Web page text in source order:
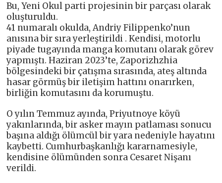
Bu, Yeni Okul parti projesinin bir parçası olarak
oluşturuldu.
41 numaralı okulda, Andriy Filippenko’nun
anısına bir sıra yerleştirildi . Kendisi, motorlu
piyade tugayında manga komutanı olarak görev
yapmıştı. Haziran 2023’te, Zaporizhzhia
bölgesindeki bir çatışma sırasında, ateş altında
hasar görmüş bir iletişim hattını onarırken,
birliğin komutasını da korumuştu.
O yılın Temmuz ayında, Priyutnoye köyü
yakınlarında, bir asker mayın patlaması sonucu
başına aldığı ölümcül bir yara nedeniyle hayatını
kaybetti. Cumhurbaşkanlığı kararnamesiyle,
kendisine ölümünden sonra Cesaret Nişanı
verildi.